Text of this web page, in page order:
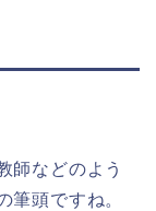
師などのよう
筆頭ですね。